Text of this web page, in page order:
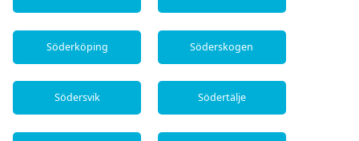
Söderköping Söderskogen
Södersvik Södertälje